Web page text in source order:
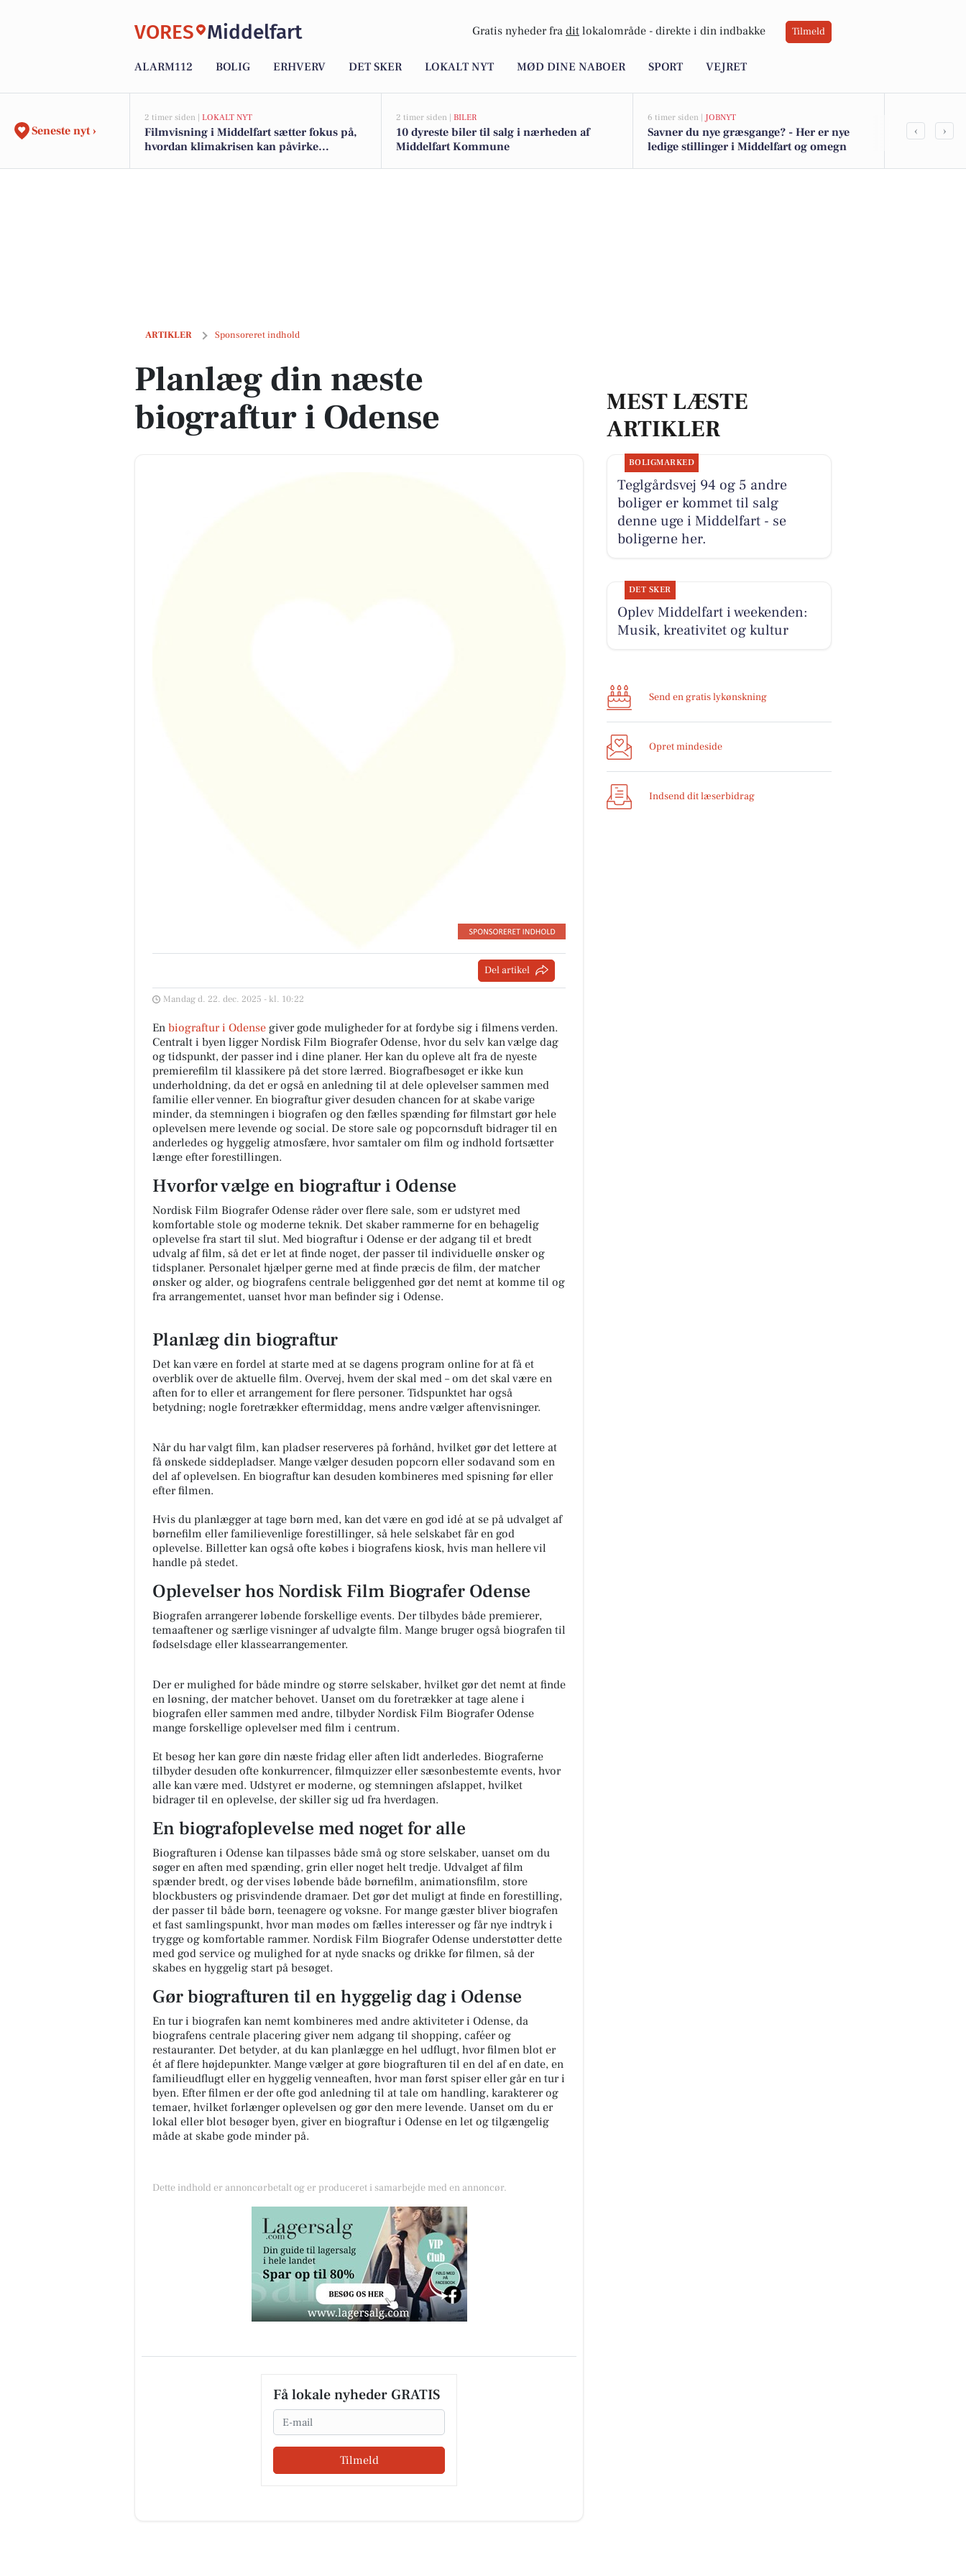
VORES Middelfart Gratis nyheder fra dit lokalområde - direkte i din indbakke Tilmeld
ALARM112 BOLIG ERHVERV DET SKER LOKALT NYT MØD DINE NABOER SPORT VEJRET
Seneste nyt ›
2 timer siden | LOKALT NYT
Filmvisning i Middelfart sætter fokus på,
hvordan klimakrisen kan påvirke
2 timer siden | BILER
10 dyreste biler til salg i nærheden af
Middelfart Kommune
6 timer siden | JOBNYT
Savner du nye græsgange? - Her er nye
ledige stillinger i Middelfart og omegn
Sol på
‹ ›
ARTIKLER Sponsoreret indhold
Planlæg din næste biograftur i Odense
Planlæg din næste
biograftur i Odense
Del artikel
Mandag d. 22. dec. 2025 - kl. 10:22
En biograftur i Odense giver gode muligheder for at fordybe sig i filmens verden.
Centralt i byen ligger Nordisk Film Biografer Odense, hvor du selv kan vælge dag
og tidspunkt, der passer ind i dine planer. Her kan du opleve alt fra de nyeste
premierefilm til klassikere på det store lærred. Biografbesøget er ikke kun
underholdning, da det er også en anledning til at dele oplevelser sammen med
familie eller venner. En biograftur giver desuden chancen for at skabe varige
minder, da stemningen i biografen og den fælles spænding før filmstart gør hele
oplevelsen mere levende og social. De store sale og popcornsduft bidrager til en
anderledes og hyggelig atmosfære, hvor samtaler om film og indhold fortsætter
længe efter forestillingen.
Hvorfor vælge en biograftur i Odense
Nordisk Film Biografer Odense råder over flere sale, som er udstyret med
komfortable stole og moderne teknik. Det skaber rammerne for en behagelig
oplevelse fra start til slut. Med biograftur i Odense er der adgang til et bredt
udvalg af film, så det er let at finde noget, der passer til individuelle ønsker og
tidsplaner. Personalet hjælper gerne med at finde præcis de film, der matcher
ønsker og alder, og biografens centrale beliggenhed gør det nemt at komme til og
fra arrangementet, uanset hvor man befinder sig i Odense.
Planlæg din biograftur
Det kan være en fordel at starte med at se dagens program online for at få et
overblik over de aktuelle film. Overvej, hvem der skal med – om det skal være en
aften for to eller et arrangement for flere personer. Tidspunktet har også
betydning; nogle foretrækker eftermiddag, mens andre vælger aftenvisninger.
Når du har valgt film, kan pladser reserveres på forhånd, hvilket gør det lettere at
få ønskede siddepladser. Mange vælger desuden popcorn eller sodavand som en
del af oplevelsen. En biograftur kan desuden kombineres med spisning før eller
efter filmen.
Hvis du planlægger at tage børn med, kan det være en god idé at se på udvalget af
børnefilm eller familievenlige forestillinger, så hele selskabet får en god
oplevelse. Billetter kan også ofte købes i biografens kiosk, hvis man hellere vil
handle på stedet.
Oplevelser hos Nordisk Film Biografer Odense
Biografen arrangerer løbende forskellige events. Der tilbydes både premierer,
temaaftener og særlige visninger af udvalgte film. Mange bruger også biografen til
fødselsdage eller klassearrangementer.
Der er mulighed for både mindre og større selskaber, hvilket gør det nemt at finde
en løsning, der matcher behovet. Uanset om du foretrækker at tage alene i
biografen eller sammen med andre, tilbyder Nordisk Film Biografer Odense
mange forskellige oplevelser med film i centrum.
Et besøg her kan gøre din næste fridag eller aften lidt anderledes. Biograferne
tilbyder desuden ofte konkurrencer, filmquizzer eller sæsonbestemte events, hvor
alle kan være med. Udstyret er moderne, og stemningen afslappet, hvilket
bidrager til en oplevelse, der skiller sig ud fra hverdagen.
En biografoplevelse med noget for alle
Biografturen i Odense kan tilpasses både små og store selskaber, uanset om du
søger en aften med spænding, grin eller noget helt tredje. Udvalget af film
spænder bredt, og der vises løbende både børnefilm, animationsfilm, store
blockbusters og prisvindende dramaer. Det gør det muligt at finde en forestilling,
der passer til både børn, teenagere og voksne. For mange gæster bliver biografen
et fast samlingspunkt, hvor man mødes om fælles interesser og får nye indtryk i
trygge og komfortable rammer. Nordisk Film Biografer Odense understøtter dette
med god service og mulighed for at nyde snacks og drikke før filmen, så der
skabes en hyggelig start på besøget.
Gør biografturen til en hyggelig dag i Odense
En tur i biografen kan nemt kombineres med andre aktiviteter i Odense, da
biografens centrale placering giver nem adgang til shopping, caféer og
restauranter. Det betyder, at du kan planlægge en hel udflugt, hvor filmen blot er
ét af flere højdepunkter. Mange vælger at gøre biografturen til en del af en date, en
familieudflugt eller en hyggelig venneaften, hvor man først spiser eller går en tur i
byen. Efter filmen er der ofte god anledning til at tale om handling, karakterer og
temaer, hvilket forlænger oplevelsen og gør den mere levende. Uanset om du er
lokal eller blot besøger byen, giver en biograftur i Odense en let og tilgængelig
måde at skabe gode minder på.
Dette indhold er annoncørbetalt og er produceret i samarbejde med en annoncør.
Få lokale nyheder GRATIS
Email
Tilmeld
MEST LÆSTE
ARTIKLER
BOLIGMARKED
Teglgårdsvej 94 og 5 andre
boliger er kommet til salg
denne uge i Middelfart - se
boligerne her.
DET SKER
Oplev Middelfart i weekenden:
Musik, kreativitet og kultur
Send en gratis lykønskning
Opret mindeside
Indsend dit læserbidrag